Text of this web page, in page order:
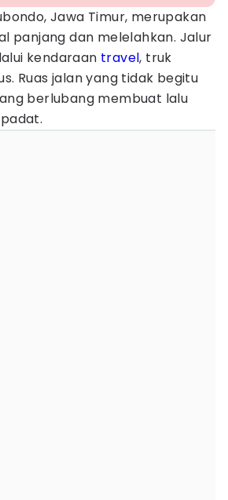
Jawa Timur, merupakan
panjang dan melelahkan. Jalur
kendaraan travel, truk
Ruas jalan yang tidak begitu
berlubang membuat lalu